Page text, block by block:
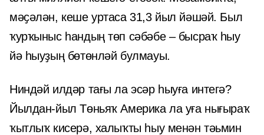
мәҫәлән, кеше уртаса 31,3 йыл йәшәй. Был
ҡурҡыныс һандың төп сәбәбе – бысраҡ һыу
йә һыуҙың бөтөнләй булмауы.
Ниндәй илдәр тағы ла эсәр һыуға интегә?
Йылдан-йыл Төньяҡ Америка ла уға нығыраҡ
ҡытлыҡ кисерә, халыҡты һыу менән тәьмин